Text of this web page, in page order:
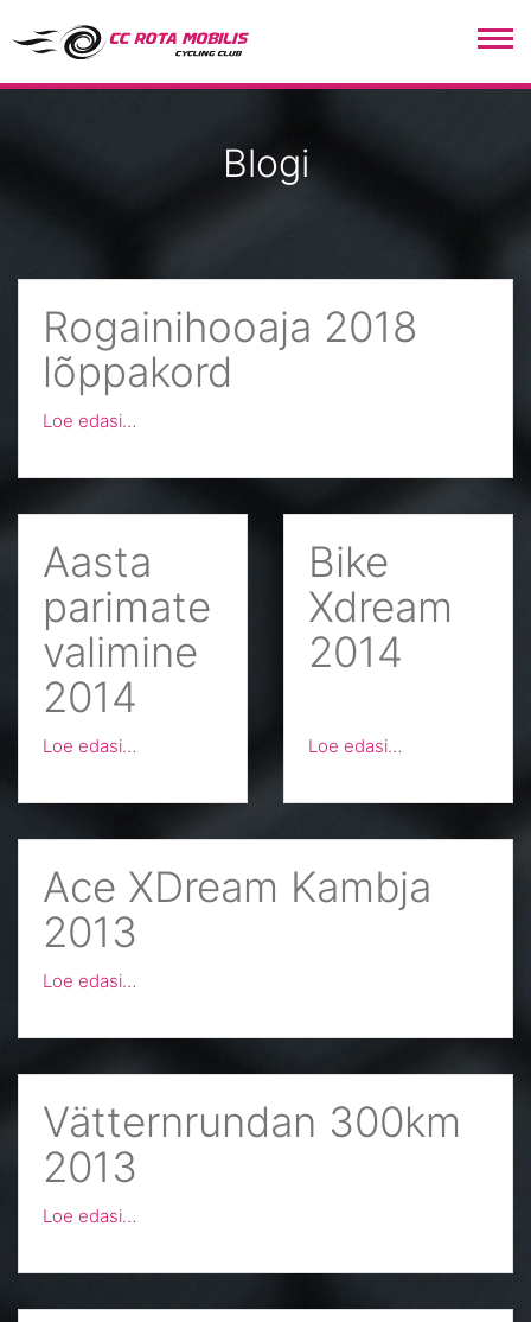
CC Rota Mobilis
Blogi
Rogainihooaja 2018
lõppakord
Loe edasi…
Aasta
parimate
valimine
2014
Loe edasi…
Bike
Xdream
2014
Loe edasi…
Ace XDream Kambja
2013
Loe edasi…
Vätternrundan 300km
2013
Loe edasi…